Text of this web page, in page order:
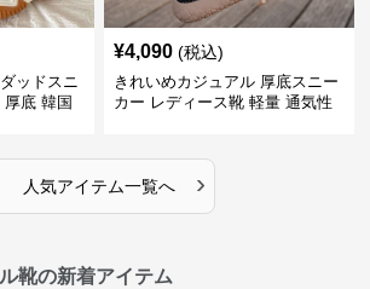
ッドスニ
底 韓国
¥4,090 (税込)
きれいめカジュアル 厚底スニー
カー レディース靴 軽量 通気性
人気アイテム一覧へ ›
靴の新着アイテム